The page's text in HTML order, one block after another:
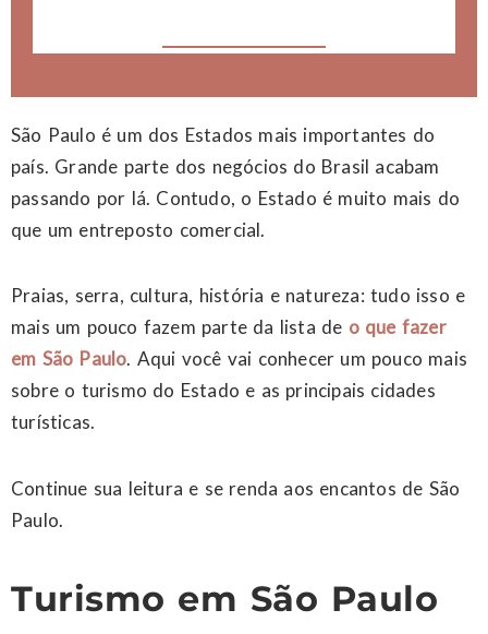
São Paulo é um dos Estados mais importantes do
país. Grande parte dos negócios do Brasil acabam
passando por lá. Contudo, o Estado é muito mais do
que um entreposto comercial.
Praias, serra, cultura, história e natureza: tudo isso e
mais um pouco fazem parte da lista de o que fazer
em São Paulo. Aqui você vai conhecer um pouco mais
sobre o turismo do Estado e as principais cidades
turísticas.
Continue sua leitura e se renda aos encantos de São
Paulo.
Turismo em São Paulo